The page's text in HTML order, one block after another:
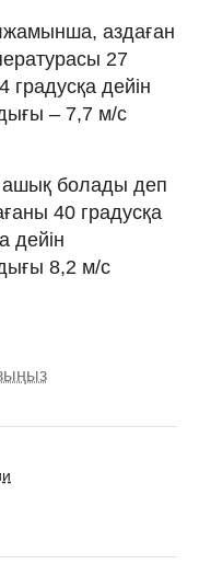
аздаған
27
градусқа дейін
– 7,7 м/с
ашық болады деп
40 градусқа
дейін
8,2 м/с